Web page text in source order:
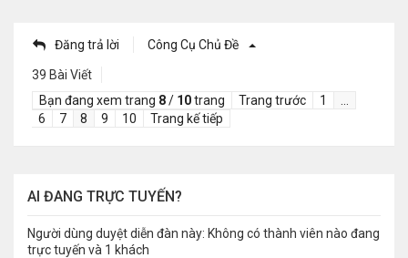
Đăng trả lời Công Cụ Chủ Đề
39 Bài Viết
Bạn đang xem trang 8/ 10trang Trang trước 1
6
7 8 9 10 Trang kế tiếp
AI ĐANG TRỰC TUYẾN?
Người dùng duyệt diễn đàn này: Không có thành viên nào đang
trực tuyến và 1 khách